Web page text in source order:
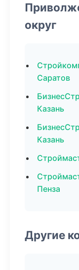
округ
Саратов
Казань
Казань
Пенза
Другие